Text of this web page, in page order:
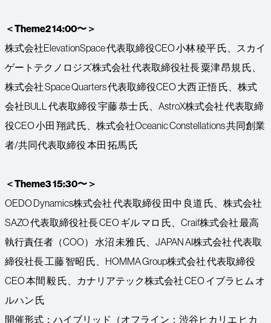
＜Theme2 14:00〜＞
株式会社ElevationSpace 代表取締役CEO 小林 稜平 氏、スカイ
ゲートテクノロジズ株式会社 代表取締役社長 粟津 昂規 氏、
株式会社 Space Quarters 代表取締役CEO 大西 正悟 氏、株式
会社BULL 代表取締役 宇藤 恭士 氏、AstroX株式会社 代表取締
役CEO 小田 翔武 氏、株式会社Oceanic Constellations 共同創業
者/共同代表取締役 本田 拓馬 氏
＜Theme3 15:30〜＞
OEDO Dynamics株式会社 代表取締役 田中 良道 氏、株式会社
SAZO 代表取締役社長 CEO ギル マロ 氏、Craif株式会社 最高
執行責任者（COO） 水沼 未雅 氏、JAPAN AI株式会社 代表取
締役社長 工藤 智昭 氏、HOMMA Group株式会社 代表取締役
CEO 本間 毅 氏、カナリアテック株式会社 CEO イブラヒム オ
ルハン 氏
開催形式：ハイブリッド（オフライン：渋谷ヒカリエ ヒカ